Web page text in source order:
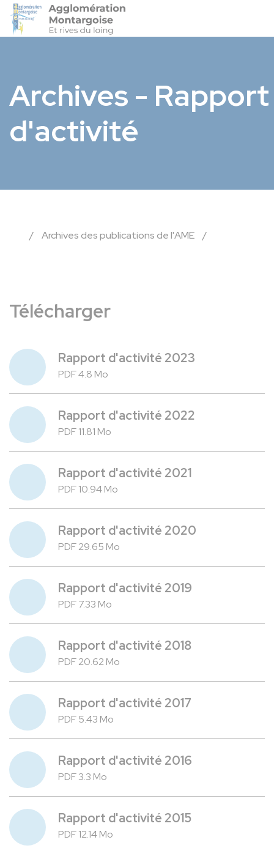
Archives - Rapport
d'activité
/ Archives des publications de l'AME /
Télécharger
Rapport d'activité 2023
PDF 4.8 Mo
Rapport d'activité 2022
PDF 11.81 Mo
Rapport d'activité 2021
PDF 10.94 Mo
Rapport d'activité 2020
PDF 29.65 Mo
Rapport d'activité 2019
PDF 7.33 Mo
Rapport d'activité 2018
PDF 20.62 Mo
Rapport d'activité 2017
PDF 5.43 Mo
Rapport d'activité 2016
PDF 3.3 Mo
Rapport d'activité 2015
PDF 12.14 Mo